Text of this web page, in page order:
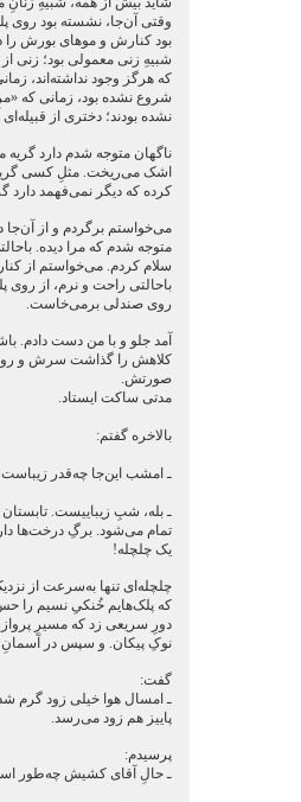
وقتی آن‌جا، نشسته بود روی
بود کنارش و موهای بورش را
شبیهِ زنی معمولی بود؛ زنی
که هرگز وجود نداشته‌اند،
شروع نشده بود، زمانی که
نشده بودند؛ دختری از قبیله‌ای
ناگهان متوجه شدم دارد
اشک می‌ریخت. مثلِ کسی
کرده که دیگر نمی‌فهمد دارد
می‌خواستم برگردم و از آن‌جا
متوجه شدم که مرا دیده.
سلام کردم. می‌خواستم از
باحالتی راحت و نرم، از روی
روی صندلی برمی‌خاست.
آمد جلو و با من دست دادم.
کلاهش را گذاشت سرش و
صورتش.
مدتی ساکت ایستاد.
بالاخره گفتم:
ـ امشب این‌جا چه‌قدر
ـ بله، شبِ زیباییست. تابستان
تمام می‌شود. برگِ درخت‌ها
یک چلچله!
چلچله‌ای تنها به‌سرعت از
که پلک‌هایم خُنکیِ نسیم را
دورِ سریعی زد که مسیرِ
نوکِ پیکان. و سپس در آسمانِ
گفت:
ـ امسال هوا خیلی زود گرم
پاییز هم زود می‌رسد.
پرسیدم:
ـ حالِ آقای کشیش چه‌طور